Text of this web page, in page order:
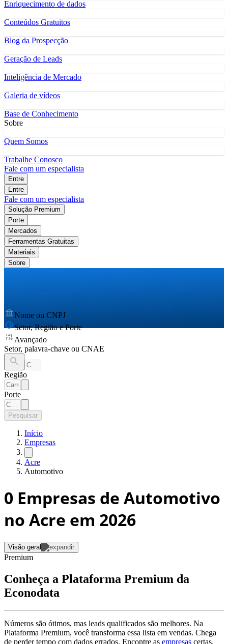
Enriquecimento de dados
Conteúdos Gratuitos
Blog da Prospecção
Geração de Leads
Inteligência de Mercado
Galeria de vídeos
Base de Conhecimento
Sobre
Quem Somos
Trabalhe Conosco
Fale com um especialista
Entre
Entre
Fale com um especialista
Solução Premium
Porte
Mercados
Ferramentas Gratuitas
Materiais
Sobre
Nome ou CNPJ
Setor, Região e Porte
Avançado
Setor, palavra-chave ou CNAE
Região
Porte
Pesquisar
Início
Empresas
Acre
Automotivo
0 Empresas de Automotivo
no Acre em 2026
Visão geral
Premium
Conheça a Plataforma Premium da
Econodata
Números são ótimos, mas leads qualificados são melhores. Na
Plataforma Premium, você transforma essa lista em vendas. Chega
de perder tempo com dados errados. Encontre as empresas certas,